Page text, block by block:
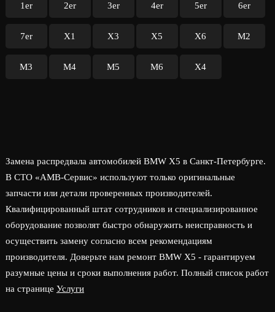
1er 2er 3er 4er 5er 6er
7er X1 X3 X5 X6 M2
M3 M4 M5 M6 X4
Замена распредвала автомобилей BMW X5 в Санкт-Петербурге.
В СТО «АМВ-Сервис» используют только оригинальные
запчасти или детали проверенных производителей.
Квалифицированный штат сотрудников и специализированное
оборудование позволят быстро обнаружить неисправность и
осуществить замену согласно всем рекомендациям
производителя. Доверьте нам ремонт BMW X5 - гарантируем
разумные цены и сроки выполнения работ. Полный список работ
на странице Услуги